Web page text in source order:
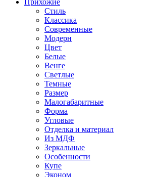
Прихожие
Стиль
Классика
Современные
Модерн
Цвет
Белые
Венге
Светлые
Темные
Размер
Малогабаритные
Форма
Угловые
Отделка и материал
Из МДФ
Зеркальные
Особенности
Купе
Эконом